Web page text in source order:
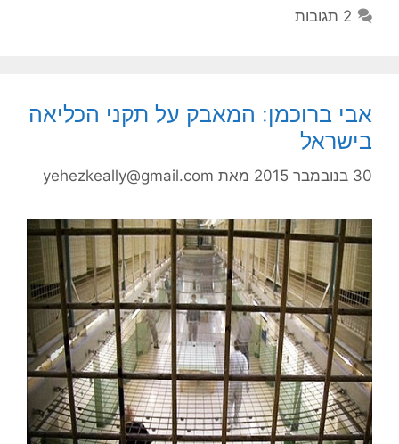
2 תגובות
אבי ברוכמן: המאבק על תקני הכליאה
בישראל
30 בנובמבר 2015 מאת yehezkeally@gmail.com